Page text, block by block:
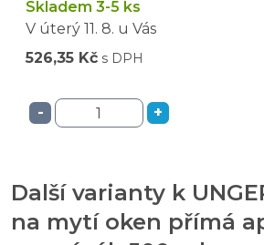
Skladem 3-5 ks
V úterý 11. 8. u Vás
526,35 Kč s DPH
- +
Další varianty k
na mytí oken přímá